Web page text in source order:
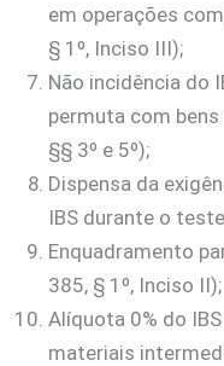
em operações
§ 1º, Inciso III);
Não incidência do
permuta com
§§ 3º e 5º);
Dispensa da
IBS durante o
Enquadramento
385, § 1º, Inciso II);
Alíquota 0% do
materiais